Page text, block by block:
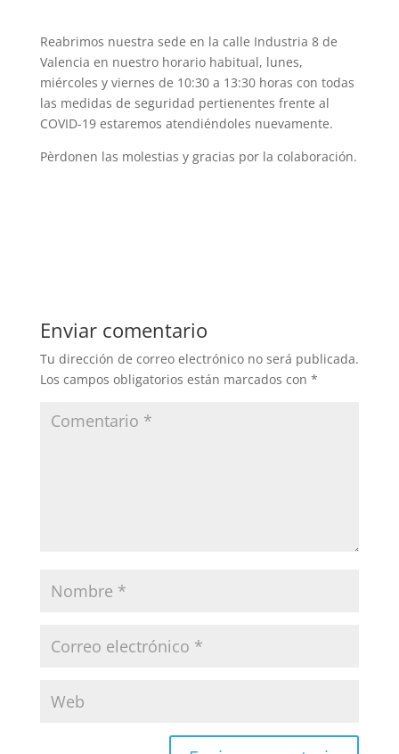
Reabrimos nuestra sede en la calle Industria 8 de
Valencia en nuestro horario habitual, lunes,
miércoles y viernes de 10:30 a 13:30 horas con todas
las medidas de seguridad pertienentes frente al
COVID-19 estaremos atendiéndoles nuevamente.
Pèrdonen las molestias y gracias por la colaboración.
Enviar comentario
Tu dirección de correo electrónico no será publicada.
Los campos obligatorios están marcados con *